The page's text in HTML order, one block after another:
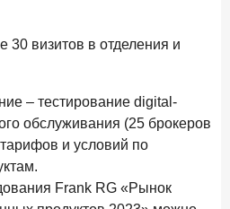
банк не может
объем выдач кредитов
страховых
30 визитов в отделения и
– тестирование digital-
обслуживания (25 брокеров
и условий по
Frank RG «Рынок